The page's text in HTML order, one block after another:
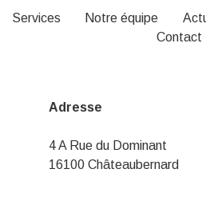
Services Notre équipe
Contact
Adresse
4 A Rue du Dominant
16100 Châteaubernard